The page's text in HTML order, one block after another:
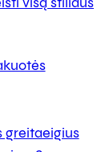
greitaeigius